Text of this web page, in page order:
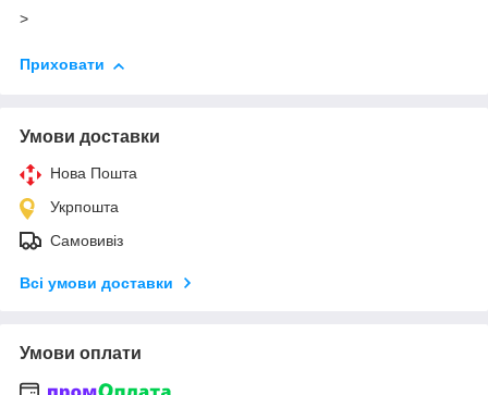
>
Приховати
Умови доставки
Нова Пошта
Укрпошта
Самовивіз
Всі умови доставки
Умови оплати